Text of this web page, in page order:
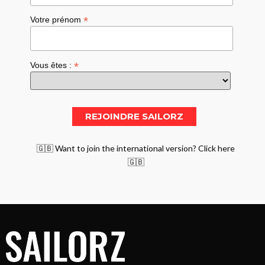
Votre prénom*
Vous êtes :*
🇬🇧 Want to join the international version? Click here
🇬🇧